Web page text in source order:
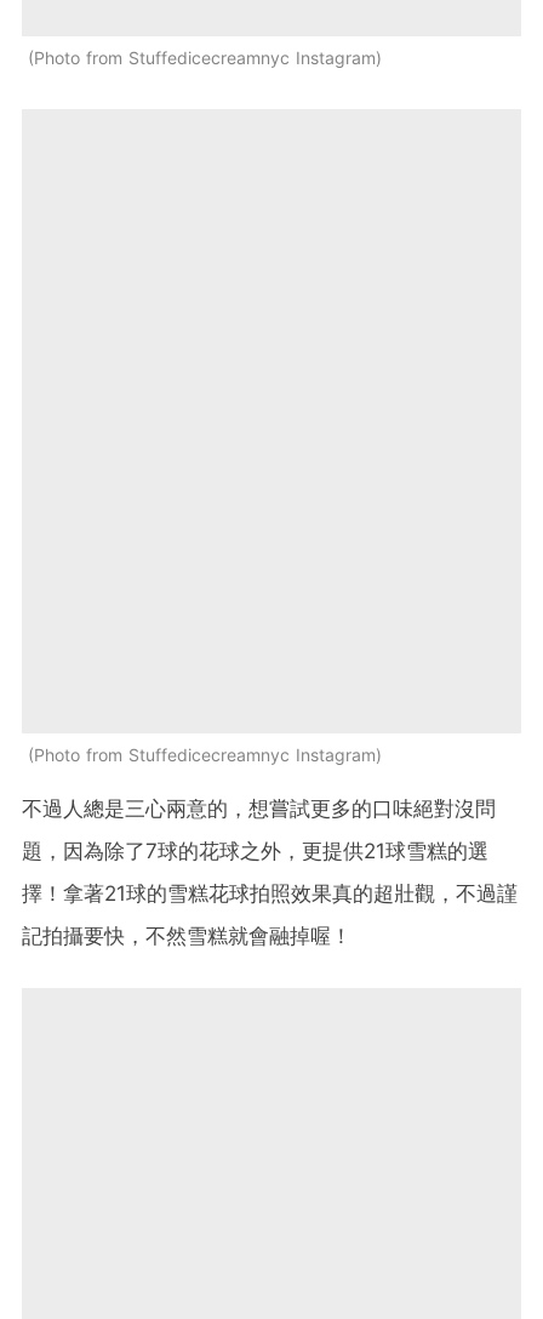
Photo from Stuffedicecreamnyc Instagram
Photo from Stuffedicecreamnyc Instagram
不過人總是三心兩意的，想嘗試更多的口味絕對沒問
題，因為除了7球的花球之外，更提供21球雪糕的選
擇！拿著21球的雪糕花球拍照效果真的超壯觀，不過謹
記拍攝要快，不然雪糕就會融掉喔！